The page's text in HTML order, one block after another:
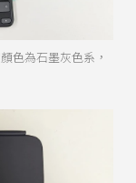
色為石墨灰色系，